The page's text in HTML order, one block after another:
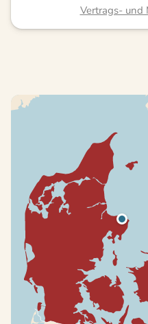
Vertrags- und